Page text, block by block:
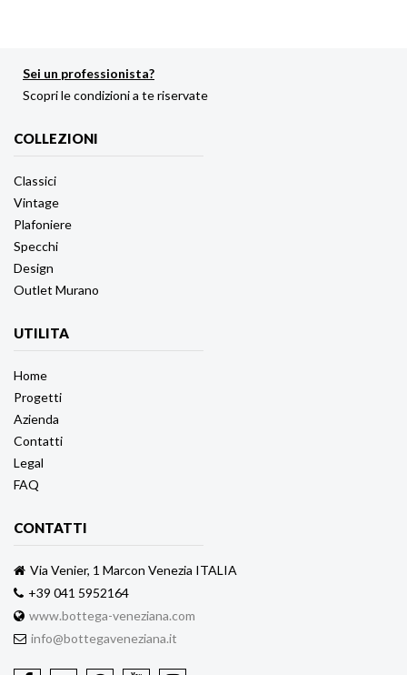
Sei un professionista?
Scopri le condizioni a te riservate
COLLEZIONI
Classici
Vintage
Plafoniere
Specchi
Design
Outlet Murano
UTILITA
Home
Progetti
Azienda
Contatti
Legal
FAQ
CONTATTI
Via Venier, 1 Marcon Venezia ITALIA
+39 041 5952164
www.bottega-veneziana.com
info@bottegaveneziana.it